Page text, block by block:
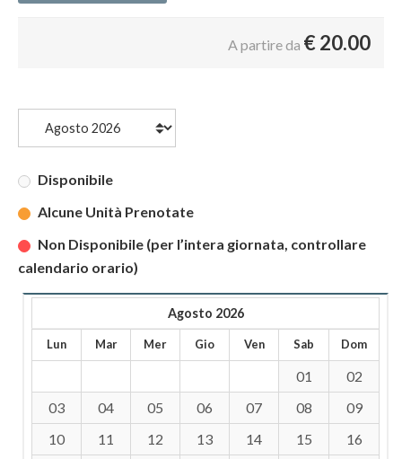
A partire da €20.00
Disponibile
Alcune Unità Prenotate
Non Disponibile (per l’intera giornata, controllare
calendario orario)
Agosto 2026
Lun Mar Mer Gio Ven Sab Dom
01
02
03
04 05 06 07 08
09
10
11 12 13 14 15
16